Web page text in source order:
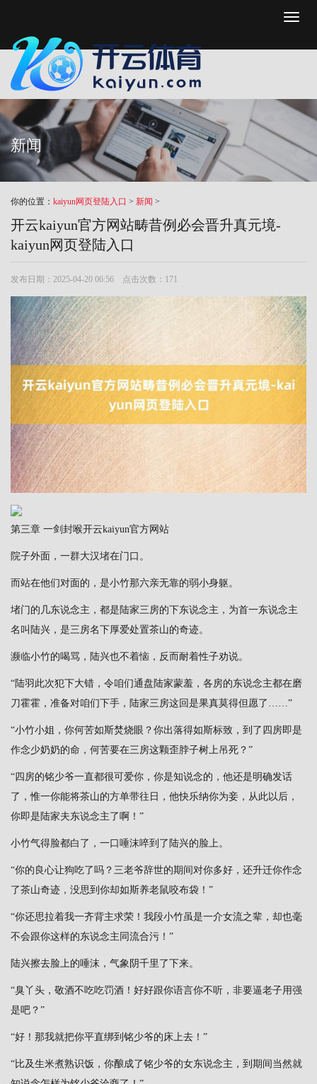
新闻
你的位置： kaiyun网页登陆入口 > 新闻 >
开云kaiyun官方网站畴昔例必会晋升真元境-
kaiyun网页登陆入口
发布日期：2025-04-20 06:56 点击次数：171
第三章 一剑封喉开云kaiyun官方网站
院子外面，一群大汉堵在门口。
而站在他们对面的，是小竹那六亲无靠的弱小身躯。
堵门的几东说念主，都是陆家三房的下东说念主，为首一东说念主
名叫陆兴，是三房名下厚爱处置茶山的奇迹。
濒临小竹的喝骂，陆兴也不着恼，反而耐着性子劝说。
“陆羽此次犯下大错，令咱们通盘陆家蒙羞，各房的东说念主都在磨
刀霍霍，准备对咱们下手，陆家三房这回是果真莫得但愿了……”
“小竹小姐，你何苦如斯焚烧眼？你出落得如斯标致，到了四房即是
作念少奶奶的命，何苦要在三房这颗歪脖子树上吊死？”
“四房的铭少爷一直都很可爱你，你是知说念的，他还是明确发话
了，惟一你能将茶山的方单带往日，他快乐纳你为妾，从此以后，
你即是陆家夫东说念主了啊！”
小竹气得脸都白了，一口唾沫啐到了陆兴的脸上。
“你的良心让狗吃了吗？三老爷辞世的期间对你多好，还升迁你作念
了茶山奇迹，没思到你却如斯养老鼠咬布袋！”
“你还思拉着我一齐背主求荣！我段小竹虽是一介女流之辈，却也毫
不会跟你这样的东说念主同流合污！”
陆兴擦去脸上的唾沫，气象阴千里了下来。
“臭丫头，敬酒不吃吃罚酒！好好跟你语言你不听，非要逼老子用强
是吧？”
“好！那我就把你平直绑到铭少爷的床上去！”
“比及生米煮熟识饭，你酿成了铭少爷的女东说念主，到期间当然就